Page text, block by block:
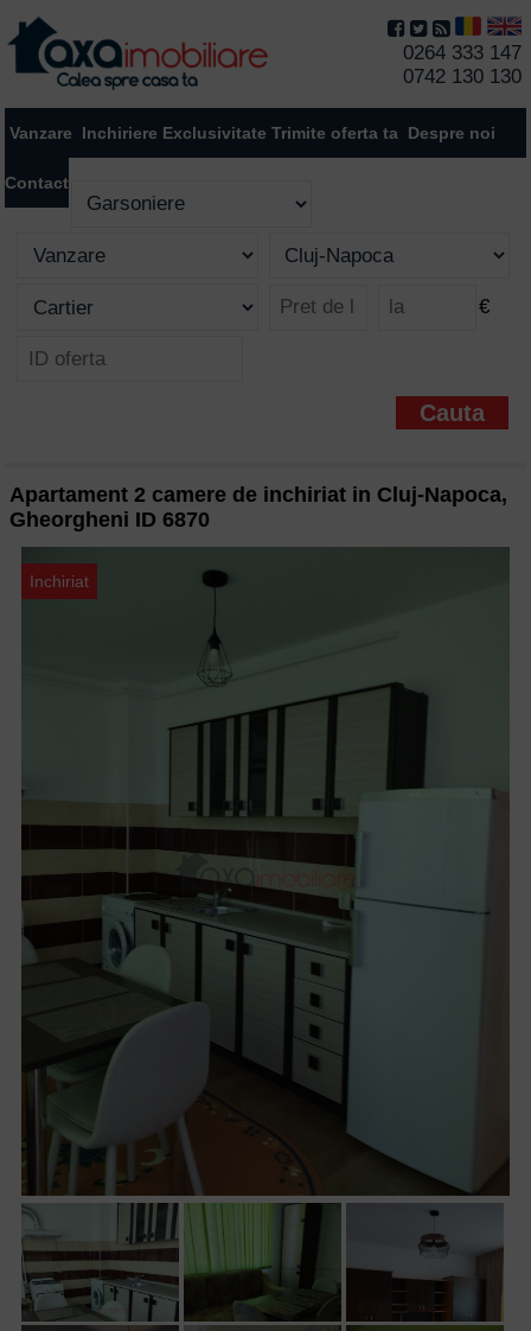
0264 333 147
0742 130 130
Vanzare Inchiriere Exclusivitate Trimite oferta ta Despre noi
Contact
€
Apartament 2 camere de inchiriat in Cluj-Napoca,
Gheorgheni ID 6870
Inchiriat